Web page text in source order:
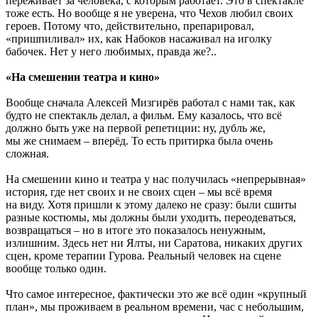
тоже есть. Но вообще я не уверена, что Чехов любил своих
героев. Потому что, действительно, препарировал,
«пришпиливал» их, как Набоков насаживал на иголку
бабочек. Нет у него любимых, правда же?..
«На смешении театра и кино»
Вообще сначала Алексей Мизгирёв работал с нами так, как
будто не спектакль делал, а фильм. Ему казалось, что всё
должно быть уже на первой репетиции: ну, дубль же,
мы же снимаем – вперёд. То есть притирка была очень
сложная.
На смешении кино и театра у нас получилась «непрерывная»
история, где нет своих и не своих сцен – мы всё время
на виду. Хотя пришли к этому далеко не сразу: были сшиты
разные костюмы, мы должны были уходить, переодеваться,
возвращаться – но в итоге это показалось ненужным,
излишним. Здесь нет ни Ялты, ни Саратова, никаких других
сцен, кроме терапии Гурова. Реальный человек на сцене
вообще только один.
Что самое интересное, фактически это же всё один «крупный
план», мы проживаем в реальном времени, час с небольшим,